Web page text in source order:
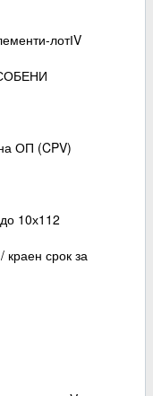
лотІV
ОП (CPV)
10х112
срок за